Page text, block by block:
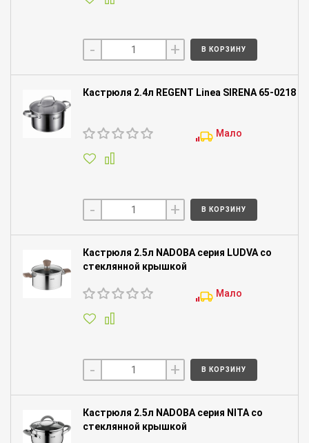
- + В КОРЗИНУ
Кастрюля 2.4л REGENT Linea SIRENA 65-0218
Мало
- + В КОРЗИНУ
Кастрюля 2.5л NADOBA серия LUDVA со
стеклянной крышкой
Мало
- + В КОРЗИНУ
Кастрюля 2.5л NADOBA серия NITA со
стеклянной крышкой